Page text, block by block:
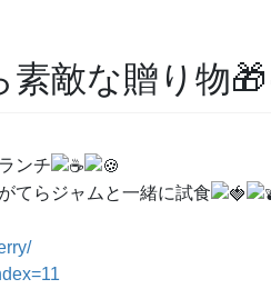
素敵な贈り物
ンチ
てらジャムと一緒に試食